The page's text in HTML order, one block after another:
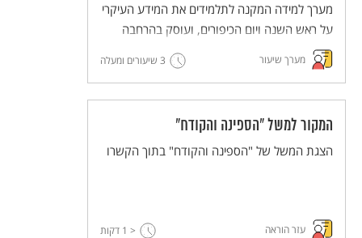
מערך למידה המקנה לתלמידים את המידע העיקרי
על ראש השנה ויום הכיפורים, ועוסק בהרחבה
בערכים שעולים מהחגים האלה.
מערך שיעור 3 שיעורים ומעלה
המקור למשל "הספינה והקודח"
הצגת המשל של "הספינה והקודח" בתוך הקשרו
עזר הוראה < 1 דקות